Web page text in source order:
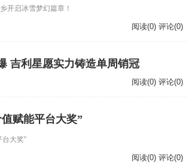
开启冰雪梦幻篇章！
阅读(0) 评论(0)
吉利星愿实力铸造单周销冠
阅读(0) 评论(0)
赋能平台大奖”
大奖”
阅读(0) 评论(0)